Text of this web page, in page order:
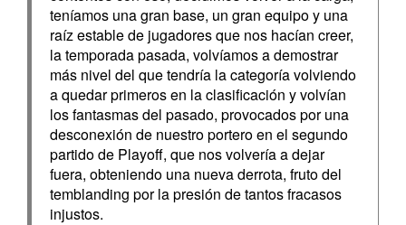
teníamos una gran base, un gran equipo y una
raíz estable de jugadores que nos hacían creer,
la temporada pasada, volvíamos a demostrar
más nivel del que tendría la categoría volviendo
a quedar primeros en la clasificación y volvían
los fantasmas del pasado, provocados por una
desconexión de nuestro portero en el segundo
partido de Playoff, que nos volvería a dejar
fuera, obteniendo una nueva derrota, fruto del
temblanding por la presión de tantos fracasos
injustos.